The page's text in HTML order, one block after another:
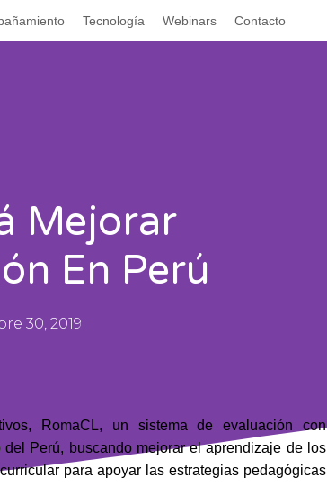
Tecnología Webinars Contacto
Mejorar
En Perú
30, 2019
RomaCL, un sistema de evaluación con
Perú, buscando mejorar el aprendizaje de los
para apoyar las estrategias pedagógicas